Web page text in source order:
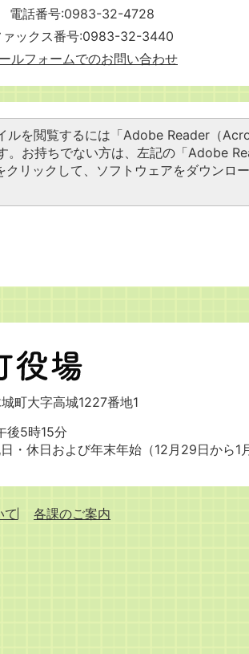
電話番号:0983-32-4728
ァックス番号:0983-32-3440
ルフォームでのお問い合わせ
ルを閲覧するには「Adobe Reader（
。お持ちでない方は、左記の「Adobe
リックして、ソフトウェアをダウンロ
町大字高城1227番地1
後5時15分
・休日および年末年始（12月29日から1
て 各課のご案内